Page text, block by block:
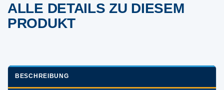
ALLE DETAILS ZU DIESEM
PRODUKT
BESCHREIBUNG